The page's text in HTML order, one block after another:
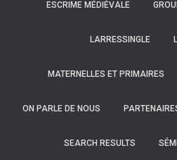
ESCRIME MÉDIÉVALE
LARRESSINGLE
MATERNELLES ET PRIMAIRES
ON PARLE DE NOUS
SEARCH RESULTS